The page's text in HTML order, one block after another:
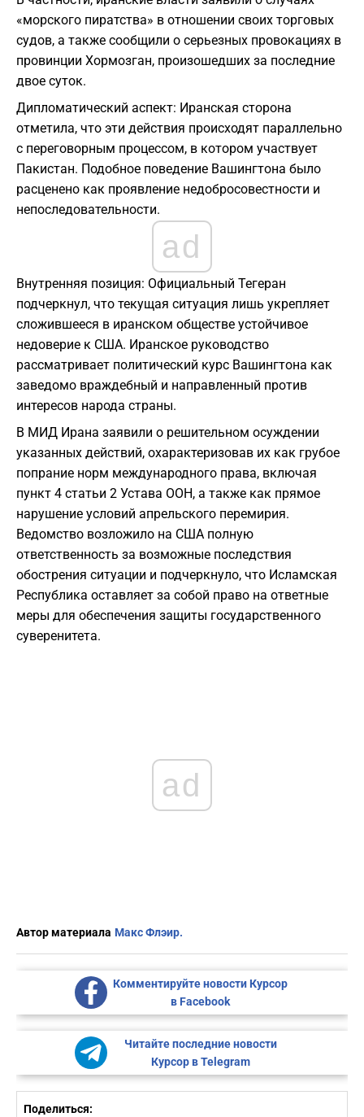
«морского пиратства» в отношении своих торговых
судов, а также сообщили о серьезных провокациях в
провинции Хормозган, произошедших за последние
двое суток.
Дипломатический аспект: Иранская сторона
отметила, что эти действия происходят параллельно
с переговорным процессом, в котором участвует
Пакистан. Подобное поведение Вашингтона было
расценено как проявление недобросовестности и
непоследовательности.
ad
Внутренняя позиция: Официальный Тегеран
подчеркнул, что текущая ситуация лишь укрепляет
сложившееся в иранском обществе устойчивое
недоверие к США. Иранское руководство
рассматривает политический курс Вашингтона как
заведомо враждебный и направленный против
интересов народа страны.
В МИД Ирана заявили о решительном осуждении
указанных действий, охарактеризовав их как грубое
попрание норм международного права, включая
пункт 4 статьи 2 Устава ООН, а также как прямое
нарушение условий апрельского перемирия.
Ведомство возложило на США полную
ответственность за возможные последствия
обострения ситуации и подчеркнуло, что Исламская
Республика оставляет за собой право на ответные
меры для обеспечения защиты государственного
суверенитета.
ad
Автор материала Макс Флэир.
Комментируйте новости Курсор
в Facebook
Читайте последние новости
Курсор в Telegram
Поделиться: